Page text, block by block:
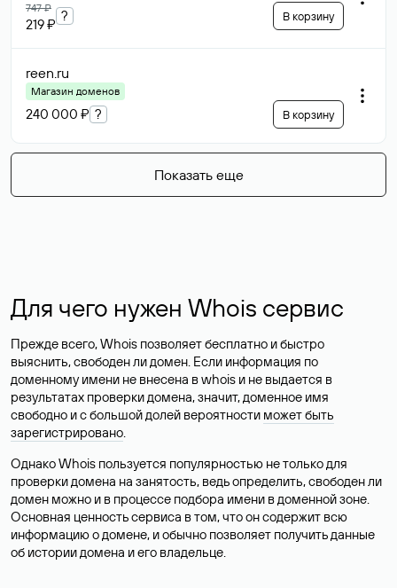
747 ₽
219 ₽
? В корзину
reen.ru
Магазин доменов
240 000 ₽ ? В корзину
Показать еще
Для чего нужен Whois сервис
Прежде всего, Whois позволяет бесплатно и быстро
выяснить, свободен ли домен. Если информация по
доменному имени не внесена в whois и не выдается в
результатах проверки домена, значит, доменное имя
свободно и с большой долей вероятности может быть
зарегистрировано.
Однако Whois пользуется популярностью не только для
проверки домена на занятость, ведь определить, свободен ли
домен можно и в процессе подбора имени в доменной зоне.
Основная ценность сервиса в том, что он содержит всю
информацию о домене, и обычно позволяет получить данные
об истории домена и его владельце.